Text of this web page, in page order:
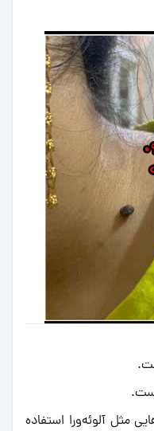
مثل آلوئه‌ورا استفاده